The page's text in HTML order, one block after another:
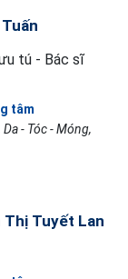
tú - Bác sĩ
tâm
- Tóc - Móng,
Thị Tuyết Lan